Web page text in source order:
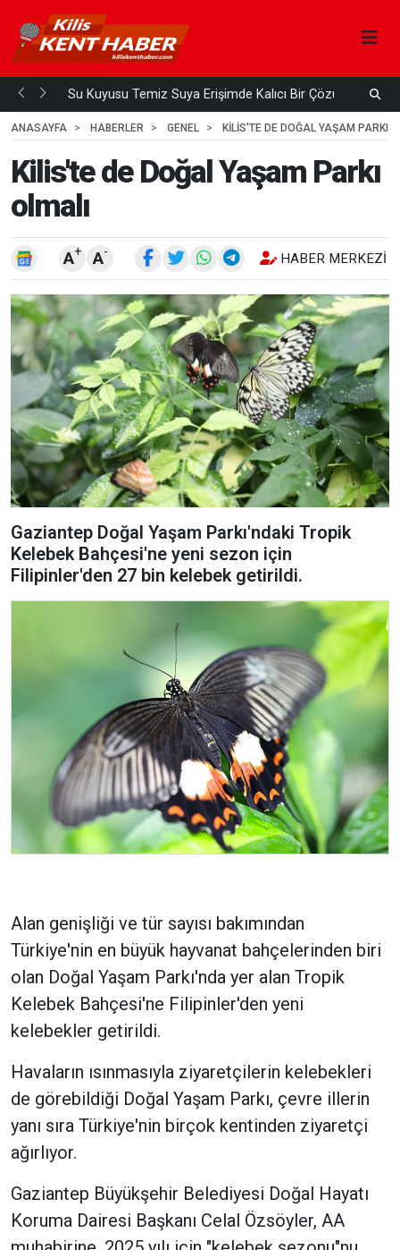
Su Kuyusu Temiz Suya Erişimde Kalıcı Bir Çözüm
4
ANASAYFA HABERLER GENEL KILIS'TE DE DOĞAL YAŞAM PARKI
Kilis'te de Doğal Yaşam Parkı
olmalı
A+ A- HABER MERKEZI
Gaziantep Doğal Yaşam Parkı'ndaki Tropik
Kelebek Bahçesi'ne yeni sezon için
Filipinler'den 27 bin kelebek getirildi.
Alan genişliği ve tür sayısı bakımından
Türkiye'nin en büyük hayvanat bahçelerinden biri
olan Doğal Yaşam Parkı'nda yer alan Tropik
Kelebek Bahçesi'ne Filipinler'den yeni
kelebekler getirildi.
Havaların ısınmasıyla ziyaretçilerin kelebekleri
de görebildiği Doğal Yaşam Parkı, çevre illerin
yanı sıra Türkiye'nin birçok kentinden ziyaretçi
ağırlıyor.
Gaziantep Büyükşehir Belediyesi Doğal Hayatı
Koruma Dairesi Başkanı Celal Özsöyler, AA